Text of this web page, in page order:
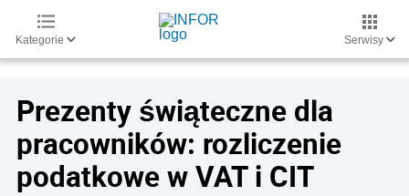
Kategorie Serwisy
Prezenty świąteczne dla
pracowników: rozliczenie
podatkowe w VAT i CIT